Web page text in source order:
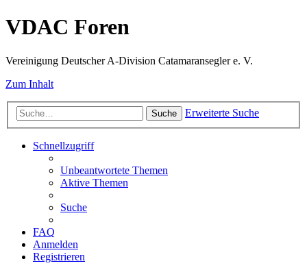
VDAC Foren
Vereinigung Deutscher A-Division Catamaransegler e. V.
Zum Inhalt
Suche Erweiterte Suche
Schnellzugriff
Unbeantwortete Themen
Aktive Themen
Suche
FAQ
Anmelden
Registrieren